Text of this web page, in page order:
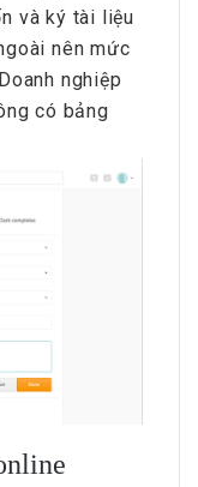
và ký tài liệu
nên mức
nghiệp
có bảng